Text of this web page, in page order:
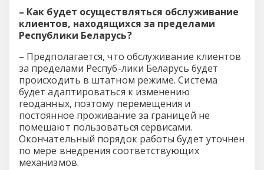
– Как будет осуществляться обслуживание
клиентов, находящихся за пределами
Республики Беларусь?
– Предполагается, что обслуживание клиентов
за пределами Респуб-лики Беларусь будет
происходить в штатном режиме. Система
будет адаптироваться к изменению
геоданных, поэтому перемещения и
постоянное проживание за границей не
помешают пользоваться сервисами.
Окончательный порядок работы будет уточнен
по мере внедрения соответствующих
механизмов.